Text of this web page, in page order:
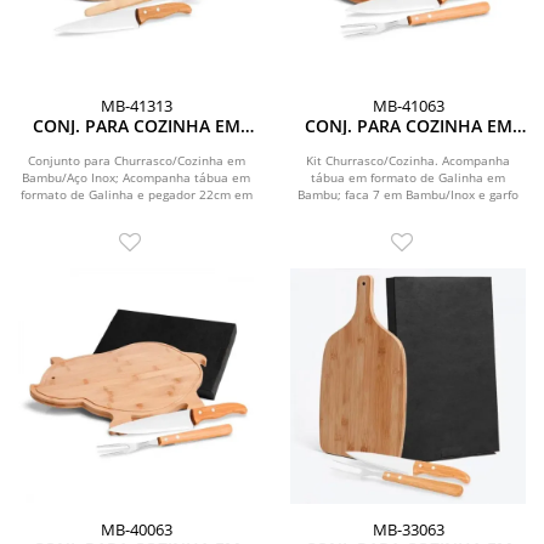
MB-41313
CONJ. PARA COZINHA EM
Conjunto para Churrasco/Cozinha em
Bambu/Aço Inox; Acompanha tábua em
formato de Galinha e pegador 22cm em
MB-41063
CONJ. PARA COZINHA EM
PÇS
Kit Churrasco/Cozinha. Acompanha
tábua em formato de Galinha em
Bambu; faca 7 em Bambu/Inox e garfo
MB-40063 MB-33063